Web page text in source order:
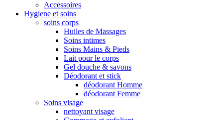
Accessoires
Hygiene et soins
soins corps
Huiles de Massages
Soins intimes
Soins Mains & Pieds
Lait pour le corps
Gel douche & savons
Déodorant et stick
déodorant Homme
déodorant Femme
Soins visage
nettoyant visage